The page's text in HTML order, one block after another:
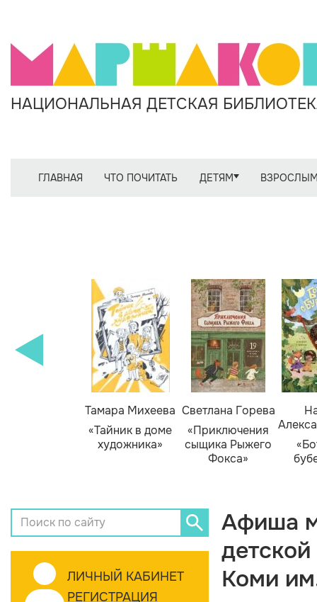
НАЦИОНАЛЬНАЯ ДЕТСКАЯ
ГЛАВНАЯ ЧТО ПОЧИТАТЬ ДЕТЯМ
Тамара Михеева
«Тайник в доме
художника»
Светлана Горева
«Приключения
сыщика Рыжего
Фокса»
ЛИЧНЫЙ КАБИНЕТ
РЕГИСТРАЦИЯ
Афиша
Коми